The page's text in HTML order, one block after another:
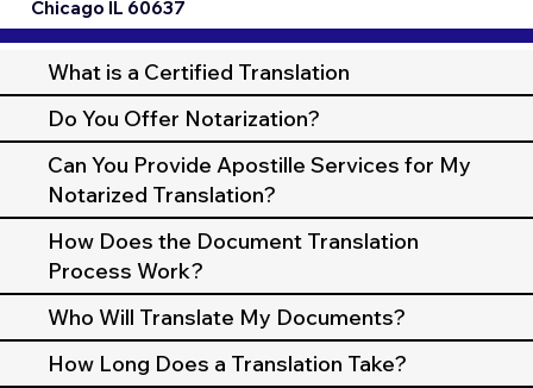
Chicago IL 60637
What is a Certified Translation
Do You Offer Notarization?
Can You Provide Apostille Services for My
Notarized Translation?
How Does the Document Translation
Process Work?
Who Will Translate My Documents?
How Long Does a Translation Take?